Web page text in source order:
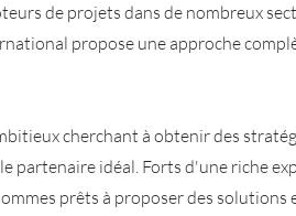
de projets dans de nombreux
propose une approche
cherchant à obtenir des
partenaire idéal. Forts d'une riche
prêts à proposer des solutions